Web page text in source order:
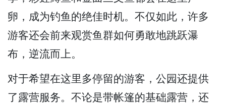
卵，成为钓鱼的绝佳时机。不仅如此，许多
游客还会前来观赏鱼群如何勇敢地跳跃瀑
布，逆流而上。
对于希望在这里多停留的游客，公园还提供
了露营服务。不论是带帐篷的基础露营，还